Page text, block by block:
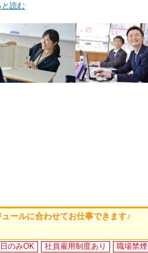
と読む
ールに合わせてお仕事できます♪
のみOK 社員雇用制度あり 職場禁煙